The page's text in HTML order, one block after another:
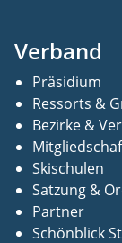
Verband
Präsidium
Ressorts &
Bezirke &
Skischulen
Satzung &
Partner
Schönblick